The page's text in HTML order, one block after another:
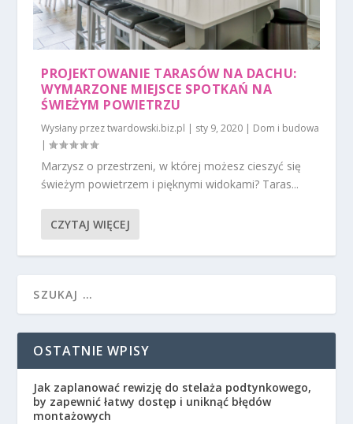
PROJEKTOWANIE TARASÓW NA DACHU:
WYMARZONE MIEJSCE SPOTKAŃ NA
ŚWIEŻYM POWIETRZU
Wysłany przeztwardowski.biz.pl | sty 9, 2020 | Dom i budowa
|
Marzysz o przestrzeni, w której możesz cieszyć się
świeżym powietrzem i pięknymi widokami? Taras...
CZYTAJ WIĘCEJ
OSTATNIE WPISY
Jak zaplanować rewizję do stelaża podtynkowego,
by zapewnić łatwy dostęp i uniknąć błędów
montażowych